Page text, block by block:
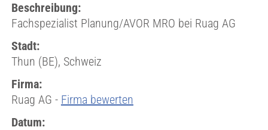
Beschreibung:
Fachspezialist Planung/AVOR MRO bei Ruag AG
Stadt:
Thun (BE), Schweiz
Firma:
Ruag AG - Firma bewerten
Datum: